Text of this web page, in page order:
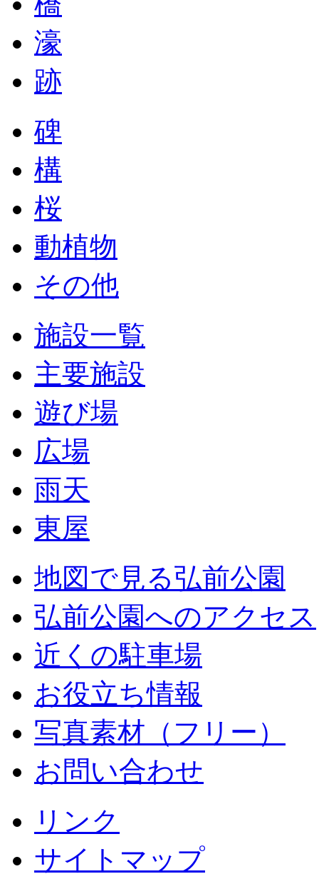
濠
跡
碑
構
桜
動植物
その他
施設一覧
主要施設
遊び場
広場
雨天
東屋
地図で見る弘前公園
弘前公園へのアクセス
近くの駐車場
お役立ち情報
写真素材（フリー）
お問い合わせ
リンク
サイトマップ